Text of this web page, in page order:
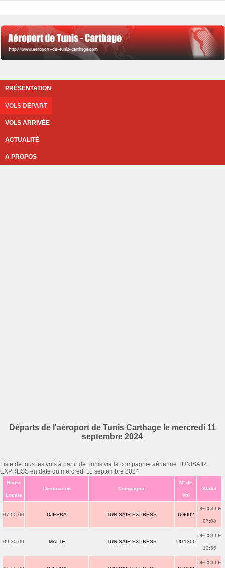
PRÉSENTATION
VOLS DÉPART
VOLS ARRIVÉE
ACTUALITÉ
A PROPOS
Départs de l'aéroport de Tunis Carthage le mercredi 11
septembre 2024
Liste de tous les vols à partir de Tunis via la compagnie aérienne TUNISAIR
EXPRESS en date du mercredi 11 septembre 2024
Heure
Locale
Destination Compagnie
N° de
Vol
Statut
07:00:00 DJERBA TUNISAIR EXPRESS UG002
DECOLLE
07:08
09:30:00 MALTE TUNISAIR EXPRESS UG1300
DECOLLE
10:55
DECOLLE